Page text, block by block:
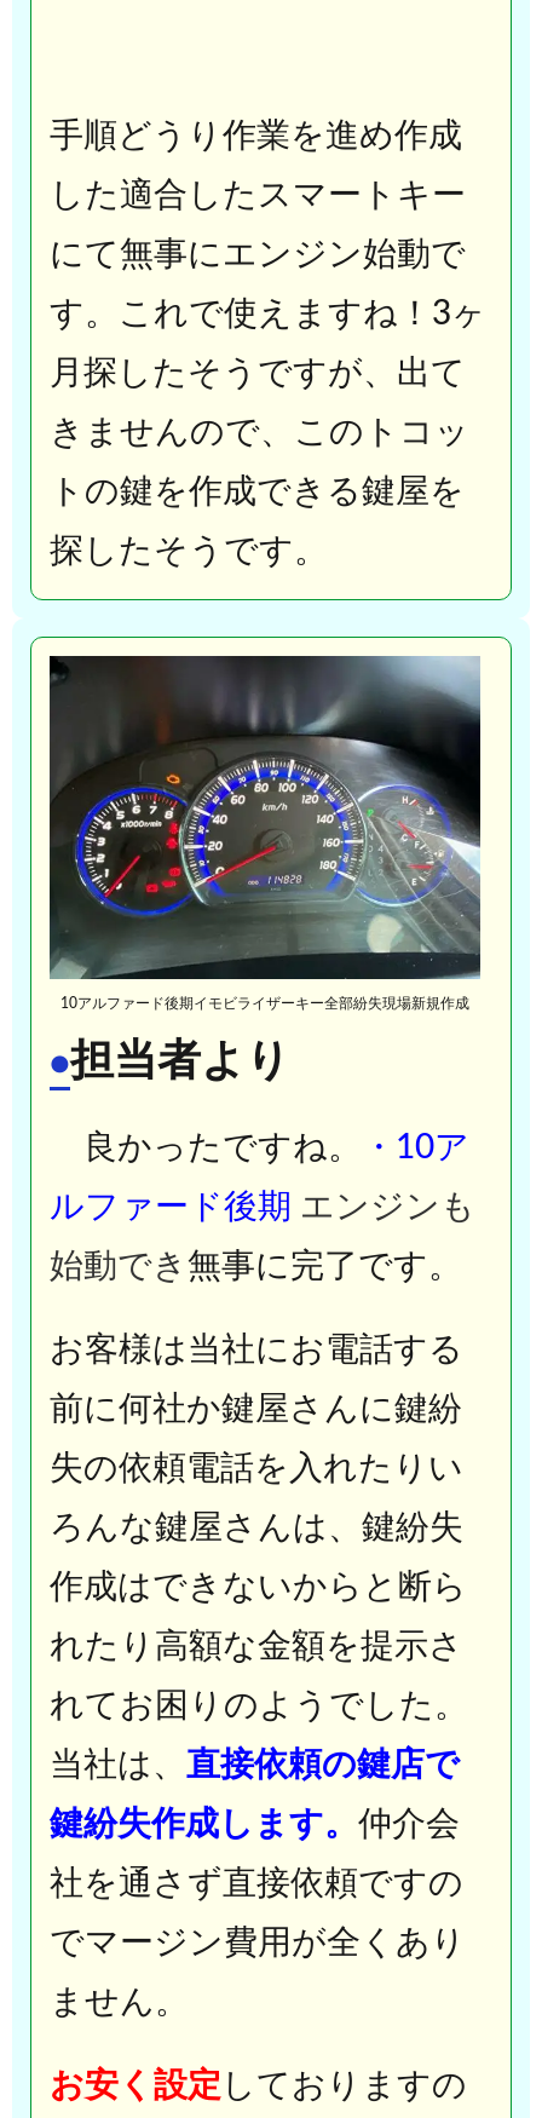
手順どうり作業を進め作成
した適合したスマートキー
にて無事にエンジン始動で
す。これで使えますね！3ヶ
月探したそうですが、出て
きませんので、このトコッ
トの鍵を作成できる鍵屋を
探したそうです。
10アルファード後期イモビライザーキー全部紛失現場新規作成
●担当者より
良かったですね。
・10ア
ルファード後期 エンジンも
始動でき 無事に完了です。
お客様は当社にお電話する
前に何社か鍵屋さんに鍵紛
失の依頼電話を入れたりい
ろんな鍵屋さんは、鍵紛失
作成はできないからと断ら
れたり高額な金額を提示さ
れてお困りのようでした。
当社は、 直接依頼の鍵店で
鍵紛失作成します。 仲介会
社を通さず直接依頼ですの
でマージン費用が全くあり
ません。
お安く設定 しておりますの